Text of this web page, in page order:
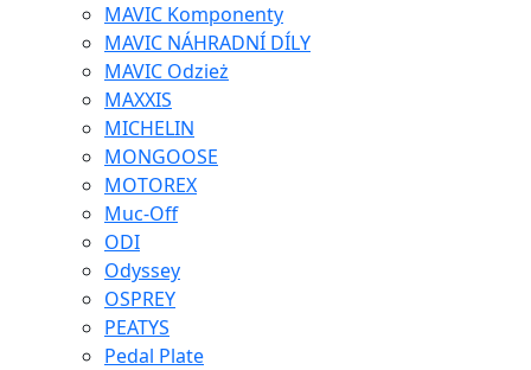
MAVIC Komponenty
MAVIC NÁHRADNÍ DÍLY
MAVIC Odzież
MAXXIS
MICHELIN
MONGOOSE
MOTOREX
Muc-Off
ODI
Odyssey
OSPREY
PEATYS
Pedal Plate